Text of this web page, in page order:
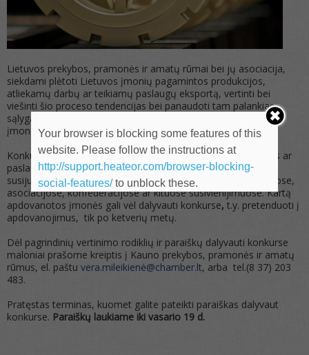
Lietuvos prekybos, pramonės ir amatų rūmai bei jų asociacija,
siekdami plėtoti Lietuvos įmonių pagamintos produkcijos,
atliekamų darbų ar teikiamų paslaugų eksportą, vertinti bei
viešinti šio proceso tendencijas bei panaudoti tam palankias
sąlygas, rengia konkursą „Lietuvos Eksporto Prizas“ ir kviečia
įmones dalyvauti.
Konkurse gali dalyvauti visos Lietuvoje registruotos gamybos ar
paslaugų eksporto įmonės bei kitos su užsienio prekyba
susijusios institucijos, nepriklausomai nuo jų narystės Rūmuose,
asociacijose, konfederacijose ar kituose susivienijimuose. Kartą
apdovanotos įmonės gali vėl dalyvauti konkurse, t.y. pretenduoti į
apdovanojimus, tik po ketverių metų.
Dėl pagrindinių vertinimo rodiklių ir paraiškų dalyvauti konkurse
maloniai prašome kreiptis į Kauno prekybos, pramonės ir amatų
rūmus, el. paštu vera.mileikienė@chamber.lt, arba tel.(8 37) 203
483.
Pratęstas terminas, kuomet galite pateikti paraiškas dalyvaut
konkurse. Paraiškų laukiame iki vasario 19 d.
Your browser is blocking some features of this
website. Please follow the instructions at
http://support.heateor.com/browser-blocking-
social-features/to unblock these.